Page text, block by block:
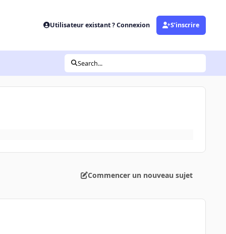
Utilisateur existant ? Connexion S’inscrire
Search...
Commencer un nouveau sujet